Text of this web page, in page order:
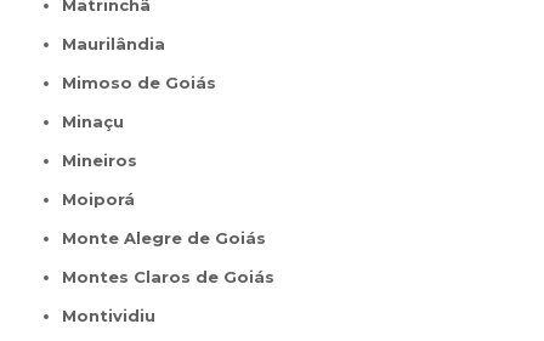
Matrinchã
Maurilândia
Mimoso de Goiás
Minaçu
Mineiros
Moiporá
Monte Alegre de Goiás
Montes Claros de Goiás
Montividiu